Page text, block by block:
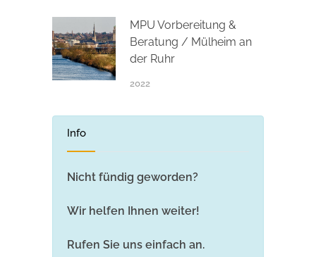
MPU Vorbereitung &
Beratung / Mülheim an
der Ruhr
2022
Info
Nicht fündig geworden?
Wir helfen Ihnen weiter!
Rufen Sie uns einfach an.